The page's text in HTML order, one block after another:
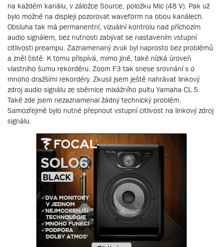
na každém kanálu, v záložce Source, položku Mic (48 V). Pak už
bylo možné na displeji pozorovat waveform na obou kanálech.
Obsluha tak má permanentní, vizuální kontrolu nad příchozím
audio signálem, bez nutnosti zabývat se nastavením vstupní
citlivosti preampu. Zaznamenaný zvuk byl naprosto bez problémů
a zněl čistě. K tomu přispívá, mimo jiné, také nízká úroveň
vlastního šumu rekordéru. Zoom F3 tak snese srovnání s o
mnoho dražšími rekordéry. Zkusil jsem ještě nahrávat linkový
zdroj audio signálu ze sběrnice mixážního pultu Yamaha CL 5.
Také zde jsem nezaznamenal žádný technický problém.
Samozřejmě bylo nutné přepnout vstupní citlivost na linkový zdroj
signálu.